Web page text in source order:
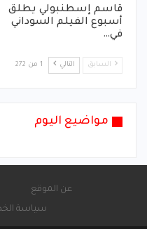
قاسم إسطنبولي يطلق
أسبوع الفيلم السوداني
في…
السابق التالي 1 من 272
مواضيع اليوم
عن الموقع
سياسة